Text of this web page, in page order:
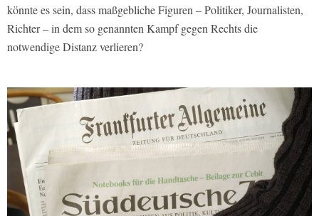
könnte es sein, dass maßgebliche Figuren – Politiker, Journalisten,
Richter – in dem so genannten Kampf gegen Rechts die
notwendige Distanz verlieren?